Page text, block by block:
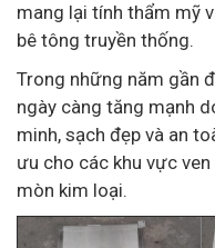
mang lại tính thẩm mỹ
bê tông truyền thống.
Trong những năm gần
ngày càng tăng mạnh
minh, sạch đẹp và an
ưu cho các khu vực ven
mòn kim loại.